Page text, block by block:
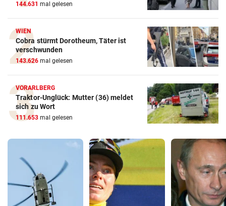
144.631 mal gelesen
WIEN
Cobra stürmt Dorotheum, Täter ist
verschwunden
143.626 mal gelesen
VORARLBERG
Traktor-Unglück: Mutter (36) meldet
sich zu Wort
111.653 mal gelesen